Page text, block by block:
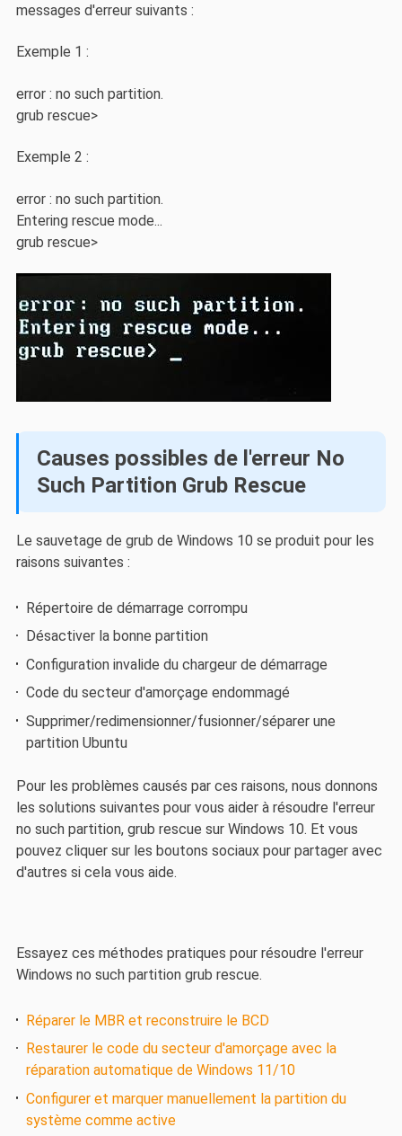
messages d'erreur suivants :
Exemple 1 :
error : no such partition.
grub rescue>
Exemple 2 :
error : no such partition.
Entering rescue mode...
grub rescue>
Causes possibles de l'erreur No
Such Partition Grub Rescue
Le sauvetage de grub de Windows 10 se produit pour les
raisons suivantes :
Répertoire de démarrage corrompu
Désactiver la bonne partition
Configuration invalide du chargeur de démarrage
Code du secteur d'amorçage endommagé
Supprimer/redimensionner/fusionner/séparer une
partition Ubuntu
Pour les problèmes causés par ces raisons, nous donnons
les solutions suivantes pour vous aider à résoudre l'erreur
no such partition, grub rescue sur Windows 10. Et vous
pouvez cliquer sur les boutons sociaux pour partager avec
d'autres si cela vous aide.
Essayez ces méthodes pratiques pour résoudre l'erreur
Windows no such partition grub rescue.
Réparer le MBR et reconstruire le BCD
Restaurer le code du secteur d'amorçage avec la
réparation automatique de Windows 11/10
Configurer et marquer manuellement la partition du
système comme active